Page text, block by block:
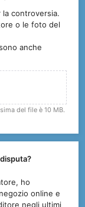
controversia.
o le foto del
anche
del file è 10 MB.
ho
online e
negli ultimi